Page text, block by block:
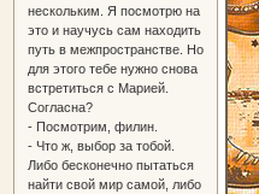
нескольким. Я посмотрю на
это и научусь сам находить
путь в межпространстве. Но
для этого тебе нужно снова
встретиться с Марией.
Согласна?
- Посмотрим, филин.
- Что ж, выбор за тобой.
Либо бесконечно пытаться
найти свой мир самой, либо